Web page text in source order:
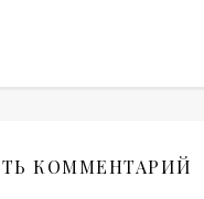
КОММЕНТАРИЙ